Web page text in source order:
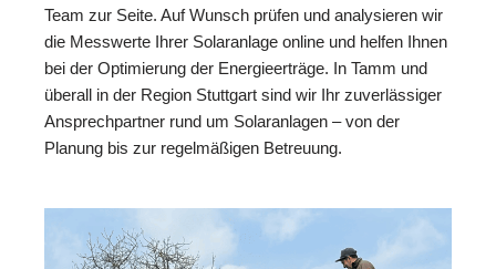
Team zur Seite. Auf Wunsch prüfen und analysieren wir
die Messwerte Ihrer Solaranlage online und helfen Ihnen
bei der Optimierung der Energieerträge. In Tamm und
überall in der Region Stuttgart sind wir Ihr zuverlässiger
Ansprechpartner rund um Solaranlagen – von der
Planung bis zur regelmäßigen Betreuung.